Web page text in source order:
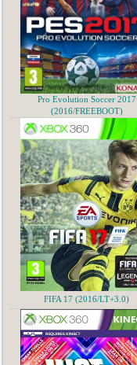
Pro Evolution Soccer 2017
(2016/FREEBOOT)
FIFA 17 (2016/LT+3.0)